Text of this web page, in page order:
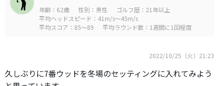
年齢：62歳 性別：男性
ゴルフ歴：21年以上
平均ヘッドスピード：41m/s～45m/s
平均スコア：85～89
平均ラウンド数：1週間に1回程度
2022/10/25（火）21:23
久しぶりに7番ウッドを冬場のセッティングに入れてみよう